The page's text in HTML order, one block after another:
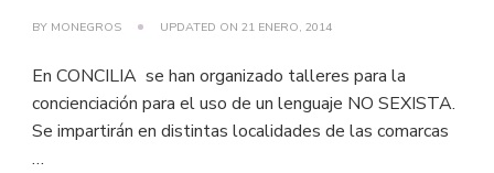
BY MONEGROS UPDATED ON 21 ENERO, 2014
En CONCILIA se han organizado talleres para la
concienciación para el uso de un lenguaje NO SEXISTA.
Se impartirán en distintas localidades de las comarcas
…